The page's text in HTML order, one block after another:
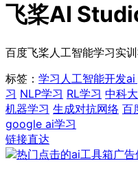
飞桨AI
百度飞桨人工智能学习实
标签： 学习人工智能开发ai
习 NLP学习 RL学习 中科
机器学习 生成对抗网络 百
google ai学习
链接直达